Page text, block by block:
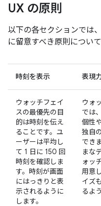
UX の原則
以下の各セクションでは
に留意すべき原則について
時刻を表示 表現
ウォッチフェイ
スの最優先の目
的は時刻を伝え
ることです。ユ
ーザーは平均し
て 1 日に 150 回
時刻を確認しま
す。時刻が画面
にはっきりと表
示されるように
します。
ウォ
では
個性
独自
でき
まな
ォッ
用意
イズ
るよ